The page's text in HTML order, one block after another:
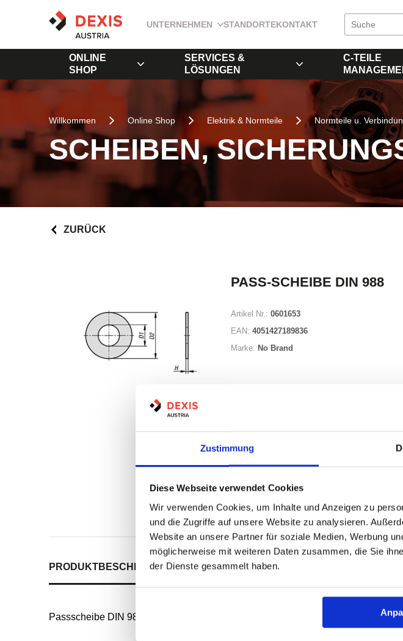
Zustimmung
Diese Webseite verwendet Cookies
Wir verwenden Cookies, um Inhalte und Anzeigen zu
und die Zugriffe auf unsere Website zu analysieren.
Website an unsere Partner für soziale Medien, Werbung
möglicherweise mit weiteren Daten zusammen, die Sie
der Dienste gesammelt haben.
UNTERNEHMEN STANDORTEKONTAKT
ONLINE
SHOP
SERVICES &
LÖSUNGEN
C-TEILE
Willkommen Online Shop Elektrik & Normteile Normteile u.
SCHEIBEN,
ZURÜCK
PASS-SCHEIBE DIN 988
Artikel Nr.: 0601653
EAN: 4051427189836
Marke: No Brand
Auf Lager
Lager anzeigen
Print
PRODUKTBESCHREIBUNGALLE SPEZIFIKATIONEN
Passscheibe DIN 988